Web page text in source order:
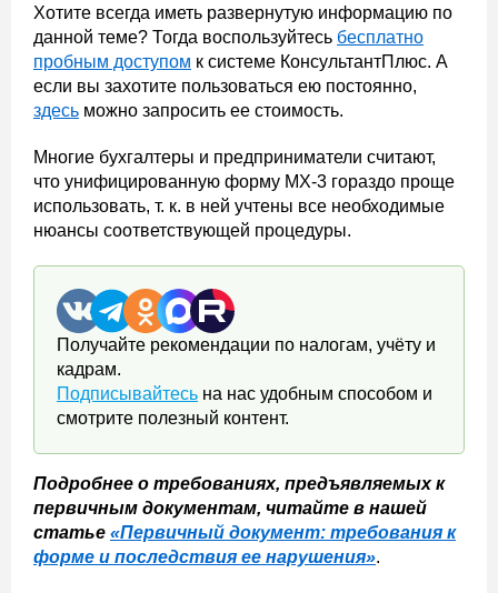
Хотите всегда иметь развернутую информацию по
данной теме? Тогда воспользуйтесь бесплатно
пробным доступом к системе КонсультантПлюс. А
если вы захотите пользоваться ею постоянно,
здесь можно запросить ее стоимость.
Многие бухгалтеры и предприниматели считают,
что унифицированную форму МХ-3 гораздо проще
использовать, т. к. в ней учтены все необходимые
нюансы соответствующей процедуры.
Получайте рекомендации по налогам, учёту и
кадрам.
Подписывайтесь на нас удобным способом и
смотрите полезный контент.
Подробнее о требованиях, предъявляемых к
первичным документам, читайте в нашей
статье «Первичный документ: требования к
форме и последствия ее нарушения».